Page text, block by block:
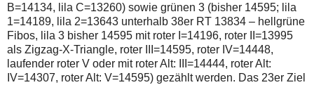
B=14134, lila C=13260) sowie grünen 3 (bisher 14595; lila
1=14189, lila 2=13643 unterhalb 38er RT 13834 – hellgrüne
Fibos, lila 3 bisher 14595 mit roter I=14196, roter II=13995
als Zigzag-X-Triangle, roter III=14595, roter IV=14448,
laufender roter V oder mit roter Alt: III=14444, roter Alt:
IV=14307, roter Alt: V=14595) gezählt werden. Das 23er Ziel